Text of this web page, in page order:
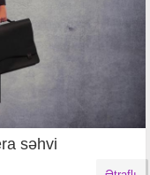
səhvi